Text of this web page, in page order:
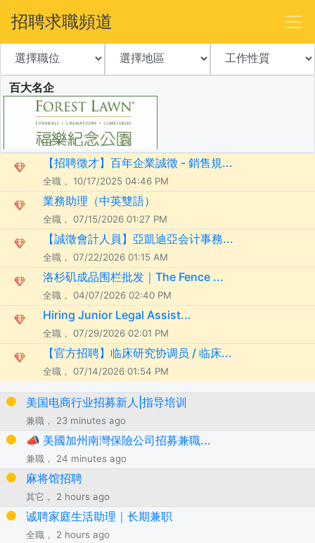
招聘求職頻道
百大名企
【招聘徵才】百年企業誠徵 - 銷售規...
全職， 10/17/2025 04:46 PM
業務助理（中英雙語）
全職， 07/15/2026 01:27 PM
【誠徵會計人員】亞凱迪亞会计事務...
全職， 07/22/2026 01:15 AM
洛杉矶成品围栏批发｜The Fence ...
全職， 04/07/2026 02:40 PM
Hiring Junior Legal Assist...
全職， 07/29/2026 02:01 PM
【官方招聘】临床研究协调员 / 临床...
全職， 07/14/2026 01:54 PM
美国电商行业招募新人|指导培训
兼職， 23 minutes ago
📣 美國加州南灣保險公司招募兼職...
兼職， 24 minutes ago
麻将馆招聘
其它， 2 hours ago
诚聘家庭生活助理｜长期兼职
全職， 2 hours ago